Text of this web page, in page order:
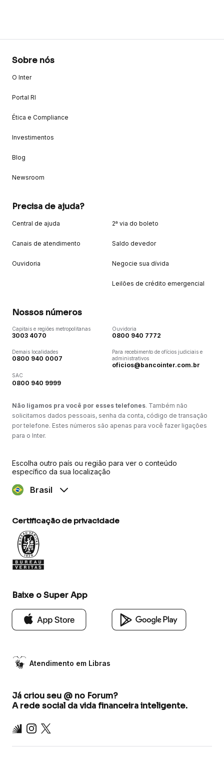
Sobre nós
O Inter
Portal RI
Ética e Compliance
Investimentos
Blog
Newsroom
Precisa de ajuda?
Central de ajuda
Canais de atendimento
Ouvidoria
2ª via do boleto
Saldo devedor
Negocie sua dívida
Leilões de crédito emergencial
Nossos números
Capitais e regiões metropolitanas
3003 4070
Demais localidades
0800 940 0007
SAC
0800 940 9999
Ouvidoria
0800 940 7772
Para recebimento de ofícios judiciais e
administrativos
oficios@bancointer.com.br
Não ligamos pra você por esses telefones. Também não
solicitamos dados pessoais, senha da conta, código de transação
por telefone. Estes números são apenas para você fazer ligações
para o Inter.
Escolha outro país ou região para ver o conteúdo
específico da sua localização
Brasil
Certificação de privacidade
Baixe o Super App
Atendimento em Libras
Já criou seu @ no Forum?
A rede social da vida financeira inteligente.
Inter Instagram
X